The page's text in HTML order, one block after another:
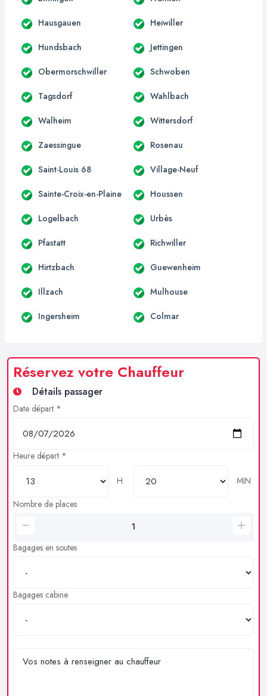
Hausgauen Heiwiller
Hundsbach Jettingen
Obermorschwiller Schwoben
Tagsdorf Wahlbach
Walheim Wittersdorf
Zaessingue Rosenau
Saint-Louis 68 Village-Neuf
Sainte-Croix-en-Plaine Houssen
Logelbach Urbès
Pfastatt Richwiller
Hirtzbach Guewenheim
Illzach Mulhouse
Ingersheim Colmar
Réservez votre Chauffeur
Détails passager
Date départ *
Heure départ *
H
MIN
Nombre de places
Bagages en soutes
Bagages cabine